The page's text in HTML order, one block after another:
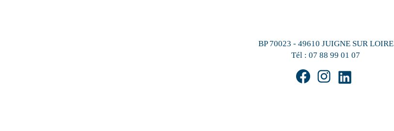
BP 70023 - 49610 JUIGNE SUR LOIRE
Tél : 07 88 99 01 07